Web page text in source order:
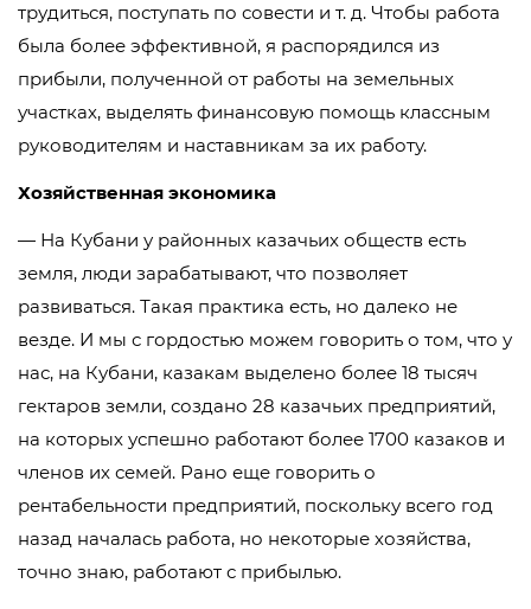
трудиться, поступать по совести и т. д. Чтобы работа
была более эффективной, я распорядился из
прибыли, полученной от работы на земельных
участках, выделять финансовую помощь классным
руководителям и наставникам за их работу.
Хозяйственная экономика
— На Кубани у районных казачьих обществ есть
земля, люди зарабатывают, что позволяет
развиваться. Такая практика есть, но далеко не
везде. И мы с гордостью можем говорить о том, что у
нас, на Кубани, казакам выделено более 18 тысяч
гектаров земли, создано 28 казачьих предприятий,
на которых успешно работают более 1700 казаков и
членов их семей. Рано еще говорить о
рентабельности предприятий, поскольку всего год
назад началась работа, но некоторые хозяйства,
точно знаю, работают с прибылью.